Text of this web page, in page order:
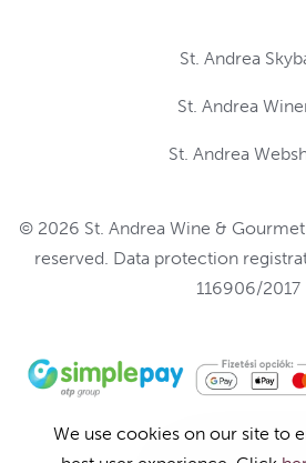
St. Andrea
St. Andrea
St. Andrea
© 2026 St. Andrea Wine &
reserved. Data protection
116906/2017
We use cookies on our site to